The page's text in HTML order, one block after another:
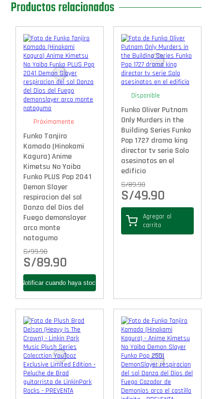
Productos relacionados
Próximamente
Funko Tanjiro
Kamado (Hinokami
Kagura) Anime
Kimetsu No Yaiba
Funko PLUS Pop 2041
Demon Slayer
respiracion del sol
Danza del Dios del
Fuego demonslayer
arco monte
natagumo
S/99.90
S/89.90
Disponible
Funko Oliver Putnam
Only Murders in the
Building Series Funko
Pop 1727 drama king
director tv serie Solo
asesinatos en el
edificio
S/89.90
S/49.90
Agregar al
carrito